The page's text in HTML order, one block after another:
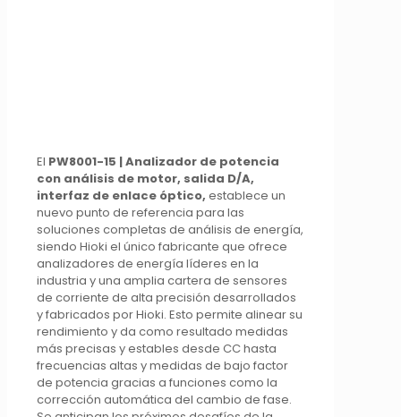
El PW8001-15 | Analizador de potencia
con análisis de motor, salida D/A,
interfaz de enlace óptico, establece un
nuevo punto de referencia para las
soluciones completas de análisis de energía,
siendo Hioki el único fabricante que ofrece
analizadores de energía líderes en la
industria y una amplia cartera de sensores
de corriente de alta precisión desarrollados
y fabricados por Hioki. Esto permite alinear su
rendimiento y da como resultado medidas
más precisas y estables desde CC hasta
frecuencias altas y medidas de bajo factor
de potencia gracias a funciones como la
corrección automática del cambio de fase.